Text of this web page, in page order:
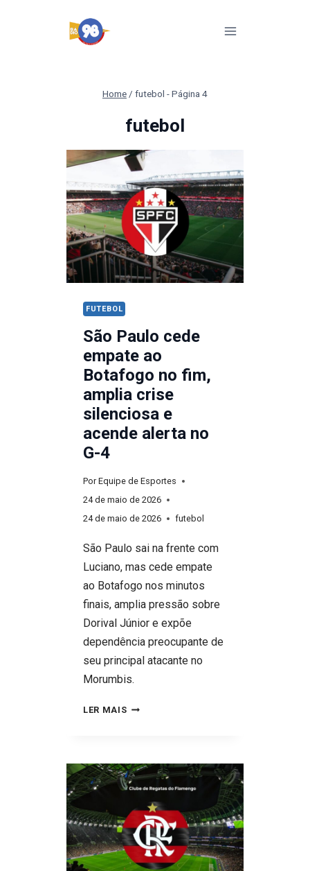
Home / futebol - Página 4
futebol
FUTEBOL
São Paulo cede
empate ao
Botafogo no fim,
amplia crise
silenciosa e
acende alerta no
G-4
Por Equipe de Esportes
24 de maio de 2026
24 de maio de 2026
futebol
São Paulo sai na frente com
Luciano, mas cede empate
ao Botafogo nos minutos
finais, amplia pressão sobre
Dorival Júnior e expõe
dependência preocupante de
seu principal atacante no
Morumbis.
LER MAISSÃO
EMPATE
AO
BOTAFOGO
NO
FIM,
AMPLIA